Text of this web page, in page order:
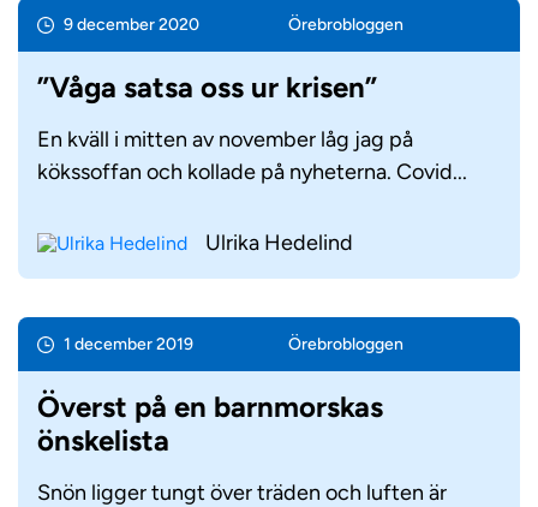
9 december 2020 Örebro­bloggen
”Våga satsa oss ur krisen”
En kväll i mitten av november låg jag på
kökssoffan och kollade på nyheterna. Covid...
Ulrika Hedelind
1 december 2019 Örebro­bloggen
Överst på en barnmorskas
önskelista
Snön ligger tungt över träden och luften är